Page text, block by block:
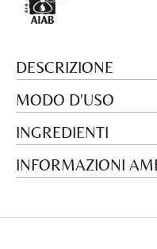
DESCRIZIONE
MODO D'USO
INGREDIENTI
INFORMAZIONI